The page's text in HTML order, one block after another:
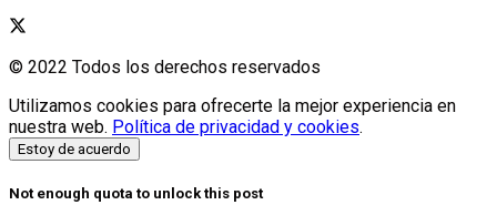
© 2022 Todos los derechos reservados
Utilizamos cookies para ofrecerte la mejor experiencia en
nuestra web. Política de privacidad y cookies.
Estoy de acuerdo
Not enough quota to unlock this post